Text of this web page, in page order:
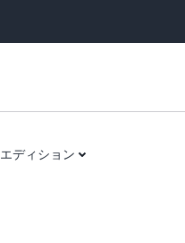
エディション